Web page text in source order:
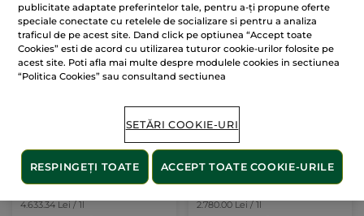
-30%
Ser antirid cu efect de
lifting 30ml
30 ml
(1191)
4.633.34 Lei / 1l
Cremă de zi pentru
regenerarea celulară a
tenului
Cutie 50 ml
(297)
2.780.00 Lei / 1l
publicitate adaptate preferintelor tale, pentru a-ți propune oferte
speciale conectate cu retelele de socializare si pentru a analiza
traficul de pe acest site. Dand click pe optiunea “Accept toate
Cookies” esti de acord cu utilizarea tuturor cookie-urilor folosite pe
acest site. Poti afla mai multe despre modulele cookies in sectiunea
“Politica Cookies” sau consultand sectiunea
SETĂRI COOKIE-URI
RESPINGEȚI TOATE ACCEPT TOATE COOKIE-URILE